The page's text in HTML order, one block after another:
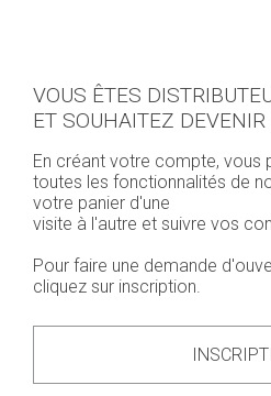
VOUS ÊTES
ET SOUHAITEZ DEVENIR
En créant votre compte, vous
toutes les fonctionnalités de
votre panier d'une
visite à l'autre et suivre vos
Pour faire une demande
cliquez sur inscription.